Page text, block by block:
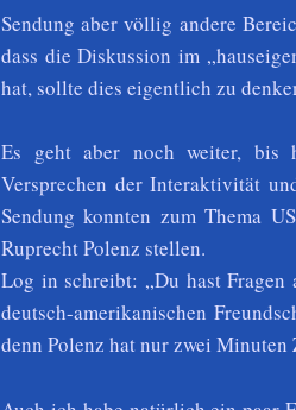
Sendung aber völlig andere
dass die Diskussion im
hat, sollte dies eigentlich zu
Es geht aber noch weiter, bis
Versprechen der Interaktivität
Sendung konnten zum Thema
Ruprecht Polenz stellen.
Log in schreibt: „Du hast Fragen
deutsch-amerikanischen
denn Polenz hat nur zwei